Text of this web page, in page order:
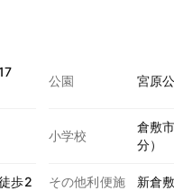
公園 宮原
小学校
倉敷
分）
歩2
その他利便施
新倉